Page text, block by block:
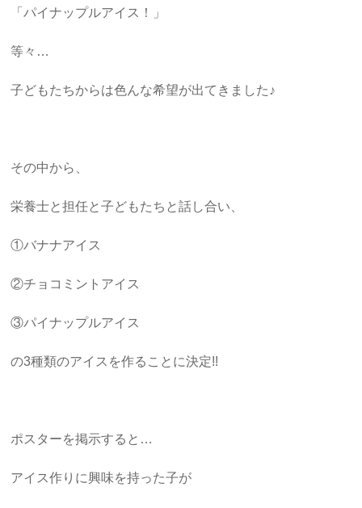
「パイナップルアイス！」
等々…
子どもたちからは色んな希望が出てきました♪
その中から、
栄養士と担任と子どもたちと話し合い、
①バナナアイス
②チョコミントアイス
③パイナップルアイス
の3種類のアイスを作ることに決定!!
ポスターを掲示すると…
アイス作りに興味を持った子が